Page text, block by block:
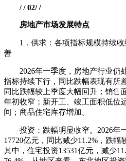
/ / 02/ /
房地产市场发展特点
1．供求：各项指标规模持续收
善
2026年一季度，房地产行业仍
指标持续下行，同比跌幅表现有所
同比跌幅较上季度大幅回升；销售
年初收窄；新开工、竣工面积低位
间；商品住宅库存增加。
投资：跌幅明显收窄。2026年
17720亿元，同比减少11.2%，跌幅
其中，住宅投资13531亿元，减少